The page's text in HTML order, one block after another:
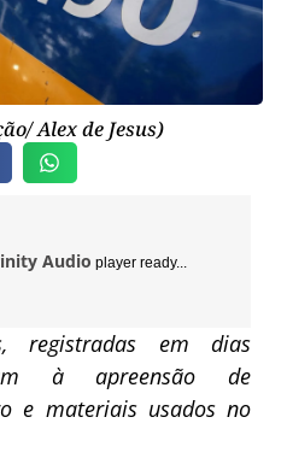
Alex de Jesus)
Audio player ready...
registradas em dias
à apreensão de
e materiais usados no